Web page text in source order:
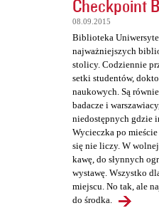
Checkpoint
08.09.2015
Biblioteka
najważniejszych
stolicy. Codziennie
setki studentów,
naukowych. Są
badacze i
niedostępnych gdzie
Wycieczka po
się nie liczy. W
kawę, do słynnych
wystawę. Wszystko
miejscu. No tak, ale
do środka.